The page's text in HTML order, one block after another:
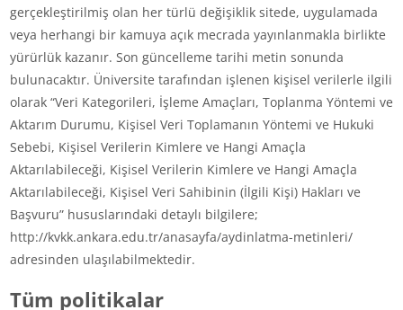
gerçekleştirilmiş olan her türlü değişiklik sitede, uygulamada
veya herhangi bir kamuya açık mecrada yayınlanmakla birlikte
yürürlük kazanır. Son güncelleme tarihi metin sonunda
bulunacaktır. Üniversite tarafından işlenen kişisel verilerle ilgili
olarak “Veri Kategorileri, İşleme Amaçları, Toplanma Yöntemi ve
Aktarım Durumu, Kişisel Veri Toplamanın Yöntemi ve Hukuki
Sebebi, Kişisel Verilerin Kimlere ve Hangi Amaçla
Aktarılabileceği, Kişisel Verilerin Kimlere ve Hangi Amaçla
Aktarılabileceği, Kişisel Veri Sahibinin (İlgili Kişi) Hakları ve
Başvuru” hususlarındaki detaylı bilgilere;
http://kvkk.ankara.edu.tr/anasayfa/aydinlatma-metinleri/
adresinden ulaşılabilmektedir.
Tüm politikalar